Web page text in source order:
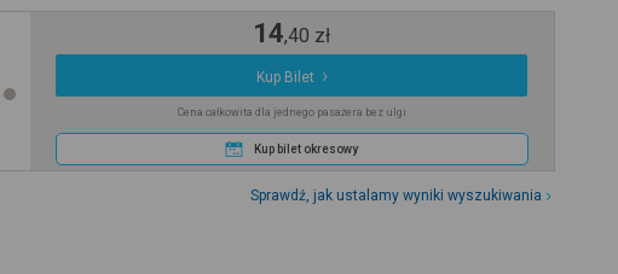
14,40 zł
Kup Bilet
Cena całkowita dla jednego pasażera bez ulgi
Kup bilet okresowy
Sprawdź, jak ustalamy wyniki wyszukiwania